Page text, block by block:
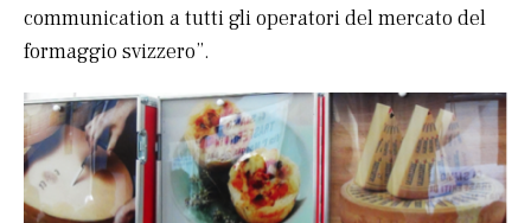
communication a tutti gli operatori del mercato del
formaggio svizzero”.